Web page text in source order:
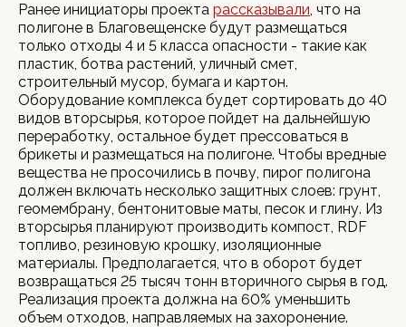
Ранее инициаторы проекта рассказывали, что на
полигоне в Благовещенске будут размещаться
только отходы 4 и 5 класса опасности - такие как
пластик, ботва растений, уличный смет,
строительный мусор, бумага и картон.
Оборудование комплекса будет сортировать до 40
видов вторсырья, которое пойдет на дальнейшую
переработку, остальное будет прессоваться в
брикеты и размещаться на полигоне. Чтобы вредные
вещества не просочились в почву, пирог полигона
должен включать несколько защитных слоев: грунт,
геомембрану, бентонитовые маты, песок и глину. Из
вторсырья планируют производить компост, RDF
топливо, резиновую крошку, изоляционные
материалы. Предполагается, что в оборот будет
возвращаться 25 тысяч тонн вторичного сырья в год.
Реализация проекта должна на 60% уменьшить
объем отходов, направляемых на захоронение.